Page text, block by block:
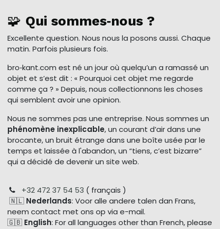
🧩 Qui sommes‑nous ?
Excellente question. Nous nous la posons aussi. Chaque
matin. Parfois plusieurs fois.
bro‑kant.com est né un jour où quelqu’un a ramassé un
objet et s’est dit : « Pourquoi cet objet me regarde
comme ça ? » Depuis, nous collectionnons les choses
qui semblent avoir une opinion.
Nous ne sommes pas une entreprise. Nous sommes un
phénomène inexplicable, un courant d’air dans une
brocante, un bruit étrange dans une boîte usée par le
temps et laissée à l'abandon, un “tiens, c’est bizarre”
qui a décidé de devenir un site web.
+32 472 37 54 53 ( français )
🇳🇱 Nederlands: Voor alle andere talen dan Frans,
neem contact met ons op via e-mail.
🇬🇧 English: For all languages other than French, please